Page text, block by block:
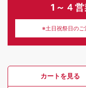
1～４
※土日祝祭日のご
カートを見る